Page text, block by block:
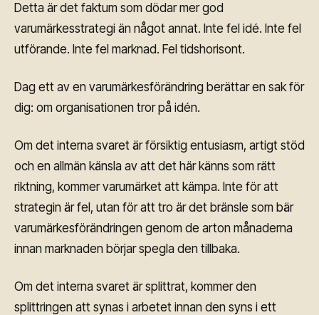
Detta är det faktum som dödar mer god
varumärkesstrategi än något annat. Inte fel idé. Inte fel
utförande. Inte fel marknad. Fel tidshorisont.
Dag ett av en varumärkesförändring berättar en sak för
dig: om organisationen tror på idén.
Om det interna svaret är försiktig entusiasm, artigt stöd
och en allmän känsla av att det här känns som rätt
riktning, kommer varumärket att kämpa. Inte för att
strategin är fel, utan för att tro är det bränsle som bär
varumärkesförändringen genom de arton månaderna
innan marknaden börjar spegla den tillbaka.
Om det interna svaret är splittrat, kommer den
splittringen att synas i arbetet innan den syns i ett